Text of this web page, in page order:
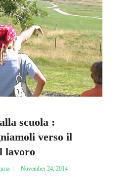
scuola :
verso il
lavoro
November 24, 2014